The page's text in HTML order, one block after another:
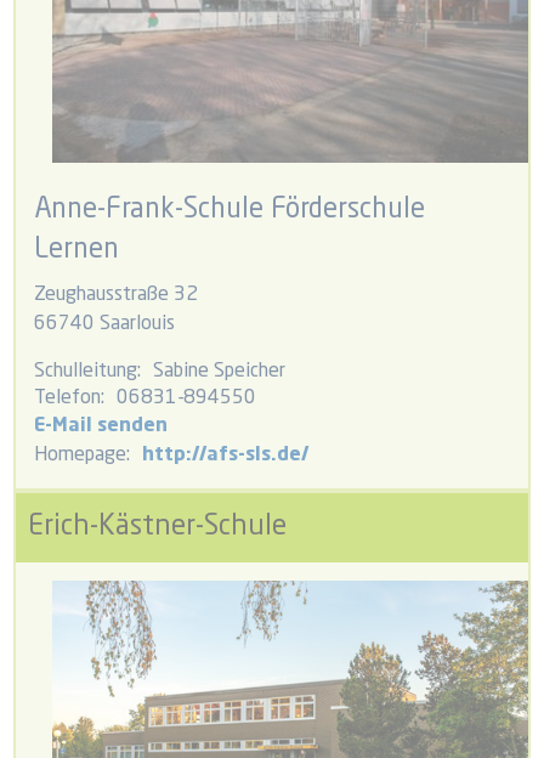
Anne-Frank-Schule Förderschule
Lernen
Zeughausstraße 32
66740 Saarlouis
Schulleitung:
Sabine Speicher
Telefon:
06831-894550
E-Mail senden
Homepage:
http://afs-sls.de/
Erich-Kästner-Schule